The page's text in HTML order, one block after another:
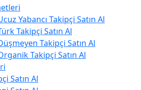
Yabancı Takipçi Satın Al
Takipçi Satın Al
Takipçi Satın Al
Takipçi Satın Al
Satın Al